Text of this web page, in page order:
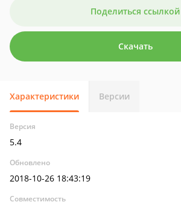
Поделиться ссылкой
Скачать
Характеристики Версии
Версия
5.4
Обновлено
2018-10-26 18:43:19
Совместимость